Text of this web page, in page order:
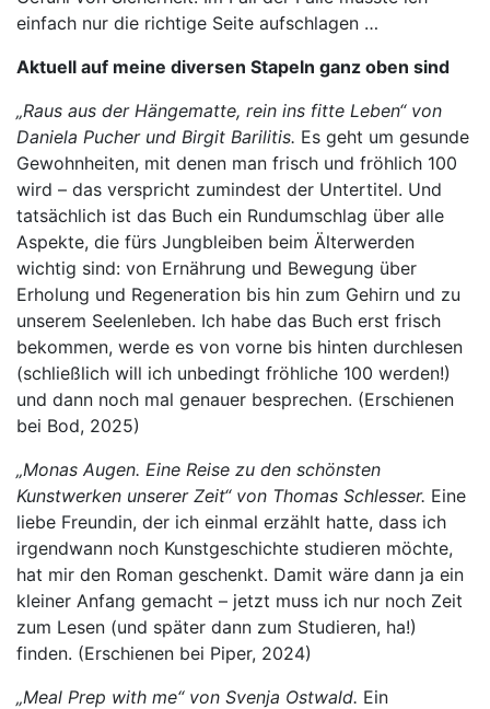
einfach nur die richtige Seite aufschlagen …
Aktuell auf meine diversen Stapeln ganz oben sind
„Raus aus der Hängematte, rein ins fitte Leben“ von
Daniela Pucher und Birgit Barilitis. Es geht um gesunde
Gewohnheiten, mit denen man frisch und fröhlich 100
wird – das verspricht zumindest der Untertitel. Und
tatsächlich ist das Buch ein Rundumschlag über alle
Aspekte, die fürs Jungbleiben beim Älterwerden
wichtig sind: von Ernährung und Bewegung über
Erholung und Regeneration bis hin zum Gehirn und zu
unserem Seelenleben. Ich habe das Buch erst frisch
bekommen, werde es von vorne bis hinten durchlesen
(schließlich will ich unbedingt fröhliche 100 werden!)
und dann noch mal genauer besprechen. (Erschienen
bei Bod, 2025)
„Monas Augen. Eine Reise zu den schönsten
Kunstwerken unserer Zeit“ von Thomas Schlesser. Eine
liebe Freundin, der ich einmal erzählt hatte, dass ich
irgendwann noch Kunstgeschichte studieren möchte,
hat mir den Roman geschenkt. Damit wäre dann ja ein
kleiner Anfang gemacht – jetzt muss ich nur noch Zeit
zum Lesen (und später dann zum Studieren, ha!)
finden. (Erschienen bei Piper, 2024)
„Meal Prep with me“ von Svenja Ostwald. Ein